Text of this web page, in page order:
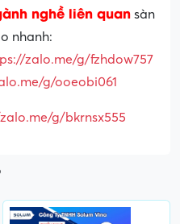
nghề liên quan sàn
nhanh:
zalo.me/g/fzhdow757
g/ooeobi061
g/bkrnsx555